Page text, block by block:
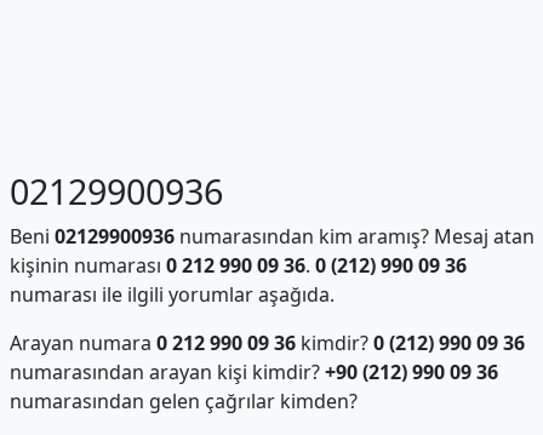
02129900936
Beni 02129900936numarasından kim aramış? Mesaj atan
kişinin numarası 0 212 990 09 36. 0 (212) 990 09 36
numarası ile ilgili yorumlar aşağıda.
Arayan numara 0 212 990 09 36kimdir?0 (212) 990 09 36
numarasından arayan kişi kimdir?+90 (212) 990 09 36
numarasından gelen çağrılar kimden?